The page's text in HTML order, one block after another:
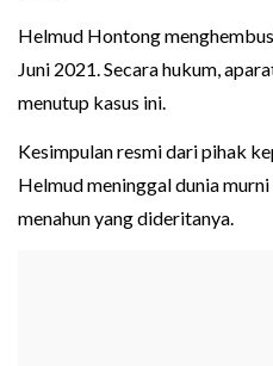
Helmud Hontong
Juni 2021. Secara hukum,
menutup kasus ini.
Kesimpulan resmi dari pihak
Helmud meninggal dunia
menahun yang dideritanya.